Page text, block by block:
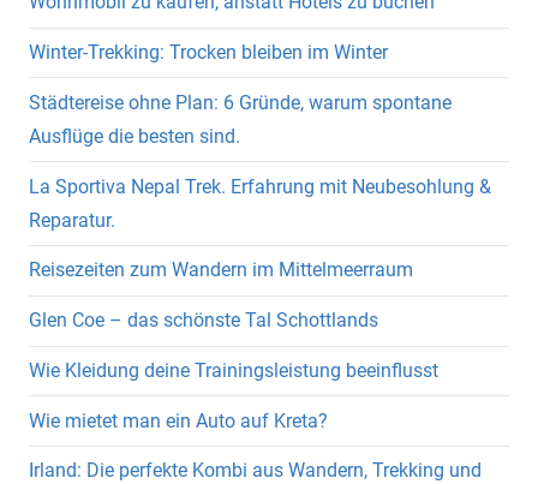
Winter-Trekking: Trocken bleiben im Winter
Städtereise ohne Plan: 6 Gründe, warum spontane
Ausflüge die besten sind.
La Sportiva Nepal Trek. Erfahrung mit Neubesohlung &
Reparatur.
Reisezeiten zum Wandern im Mittelmeerraum
Glen Coe – das schönste Tal Schottlands
Wie Kleidung deine Trainingsleistung beeinflusst
Wie mietet man ein Auto auf Kreta?
Irland: Die perfekte Kombi aus Wandern, Trekking und